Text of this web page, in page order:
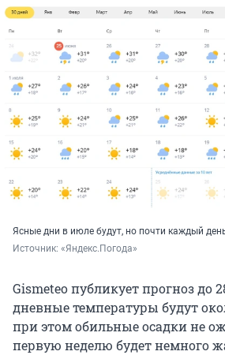
Ясные дни в июле будут, но почти каждый
Источник: «Яндекс.Погода»
Gismeteo публикует прогноз до
дневные температуры будут
при этом обильные осадки не
первую неделю будет немного